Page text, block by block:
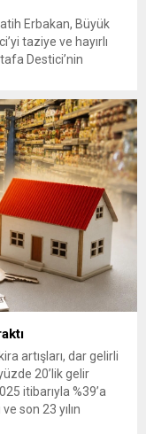
Erbakan, Büyük
taziye ve hayırlı
Destici’nin
bulunan
artışları, dar gelirli
20’lik gelir
itibarıyla %39’a
son 23 yılın